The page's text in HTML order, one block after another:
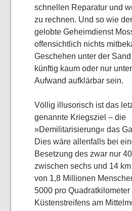
schnellen Reparatur und
zu rechnen. Und so wie
gelobte Geheimdienst
offensichtlich nichts
Geschehen unter der
künftig kaum oder nur
Aufwand aufklärbar sein.
Völlig illusorisch ist das
genannte Kriegsziel – die
»Demilitarisierung« das
Dies wäre allenfalls bei
Besetzung des zwar nur
zwischen sechs und 14
von 1,8 Millionen
5000 pro
Küstenstreifens am